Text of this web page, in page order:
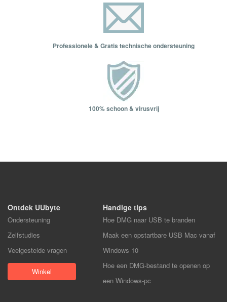
Professionele & Gratis technische ondersteuning
100% schoon & virusvrij
Ontdek UUbyte
Ondersteuning
Zelfstudies
Veelgestelde vragen
Winkel
Handige tips
Hoe DMG naar USB te branden
Maak een opstartbare USB Mac vanaf
Windows 10
Hoe een DMG-bestand te openen op
een Windows-pc